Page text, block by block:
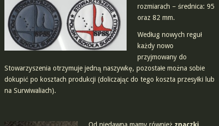
rozmiarach – średnica: 95
oraz 82 mm.
Według nowych reguł
każdy nowo
przyjmowany do
Stowarzyszenia otrzymuje jedną naszywkę, pozostałe można sobie
dokupić po kosztach produkcji (doliczając do tego koszta przesyłki lub
na Surwiwaliach).